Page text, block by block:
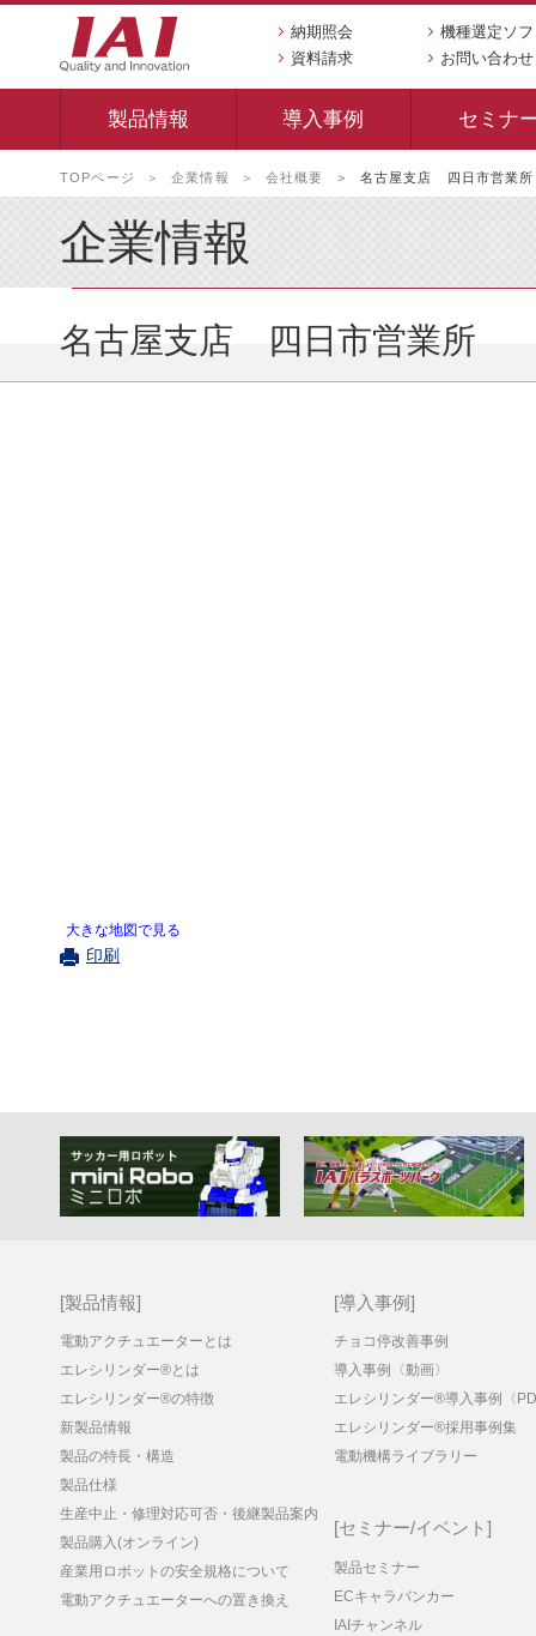
納期照会
機種選定ソ
資料請求
お問い合わせ
製品情報 導入事例 セミナ
TOPページ 企業情報 会社概要 名古屋支店 四日市営業所
企業情報
名古屋支店 四日市営業所
大きな地図で見る
印刷
製品情報
電動アクチュエーターとは
エレシリンダー®とは
エレシリンダー®の特徴
新製品情報
製品の特長・構造
製品仕様
生産中止・修理対応可否・後継製品案内
製品購入(オンライン)
産業用ロボットの安全規格について
電動アクチュエーターへの置き換え
導入事例
チョコ停改善事例
導入事例〈動画〉
エレシリンダー®導入事例〈
エレシリンダー®採用事例集
電動機構ライブラリー
セミナー/イベント
製品セミナー
ECキャラバンカー
IAIチャンネル